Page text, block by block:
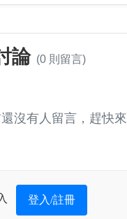
論 (0 則留言)
還沒有人留言，趕快來
登入/註冊